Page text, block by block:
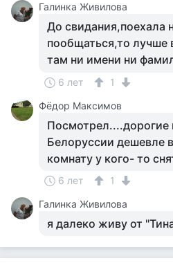
Галинка Живилова
До свидания,поехала
пообщаться,то лучше
там ни имени ни
6 лет
1
Фёдор Максимов
Посмотрел....дорогие
Белоруссии дешевле
комнату у кого- то
6 лет
1
Галинка Живилова
я далеко живу от